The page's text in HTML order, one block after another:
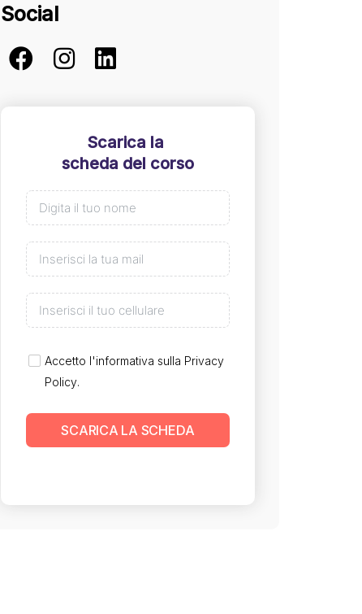
Social
Scarica la
scheda del corso
Accetto l'informativa sulla Privacy
Policy.
SCARICA LA SCHEDA